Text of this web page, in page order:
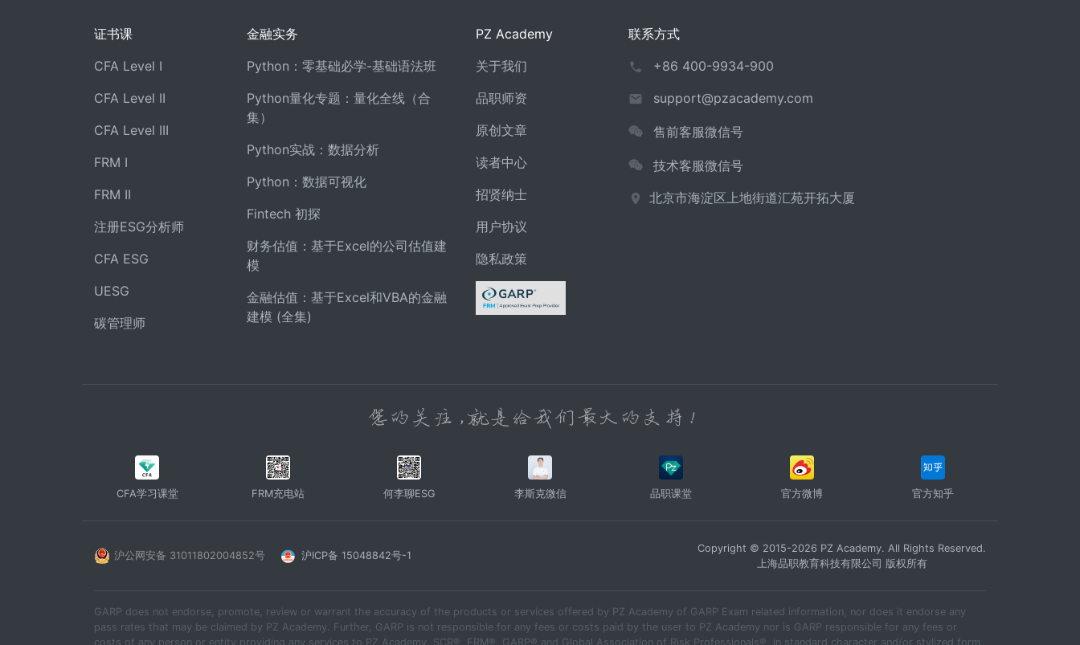
证书课
CFA Level I
CFA Level II
CFA Level III
FRM I
FRM II
注册ESG分析师
CFA ESG
UESG
碳管理师
金融实务
Python：零基础必学-基础语法班
Python量化专题：量化全线（合
集）
Python实战：数据分析
Python：数据可视化
Fintech 初探
财务估值：基于Excel的公司估值建
模
金融估值：基于Excel和VBA的金融
建模 (全集)
PZ Academy
关于我们
品职师资
原创文章
读者中心
招贤纳士
用户协议
隐私政策
联系方式
+86 400-9934-900
support@pzacademy.com
售前客服微信号
技术客服微信号
北京市海淀区上地街道汇苑开拓大厦
CFA学习课堂 FRM充电站 何李聊ESG 李斯克微信 品职课堂 官方微博 官方知乎
沪公网安备 31011802004852号 沪ICP备 15048842号-1
Copyright © 2015-2026 PZ Academy. All Rights Reserved.
上海品职教育科技有限公司 版权所有
GARP does not endorse, promote, review or warrant the accuracy of the products or services offered by PZ Academy of GARP Exam related information, nor does it endorse any
pass rates that may be claimed by PZ Academy. Further, GARP is not responsible for any fees or costs paid by the user to PZ Academy nor is GARP responsible for any fees or
costs of any person or entity providing any services to PZ Academy. SCR®, FRM®, GARP® and Global Association of Risk Professionals®, in standard character and/or stylized form,